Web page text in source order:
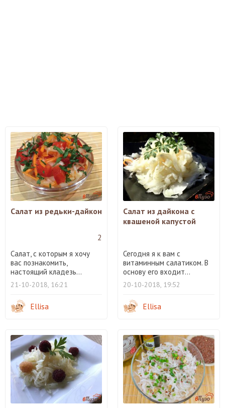
Салат из редьки-дайкон
2
Салат, с которым я хочу
вас познакомить,
настоящий кладезь...
21-10-2018, 16:21
Ellisa
Салат из дайкона с
квашеной капустой
Сегодня я к вам с
витаминным салатиком. В
основу его входит...
20-10-2018, 19:52
Ellisa